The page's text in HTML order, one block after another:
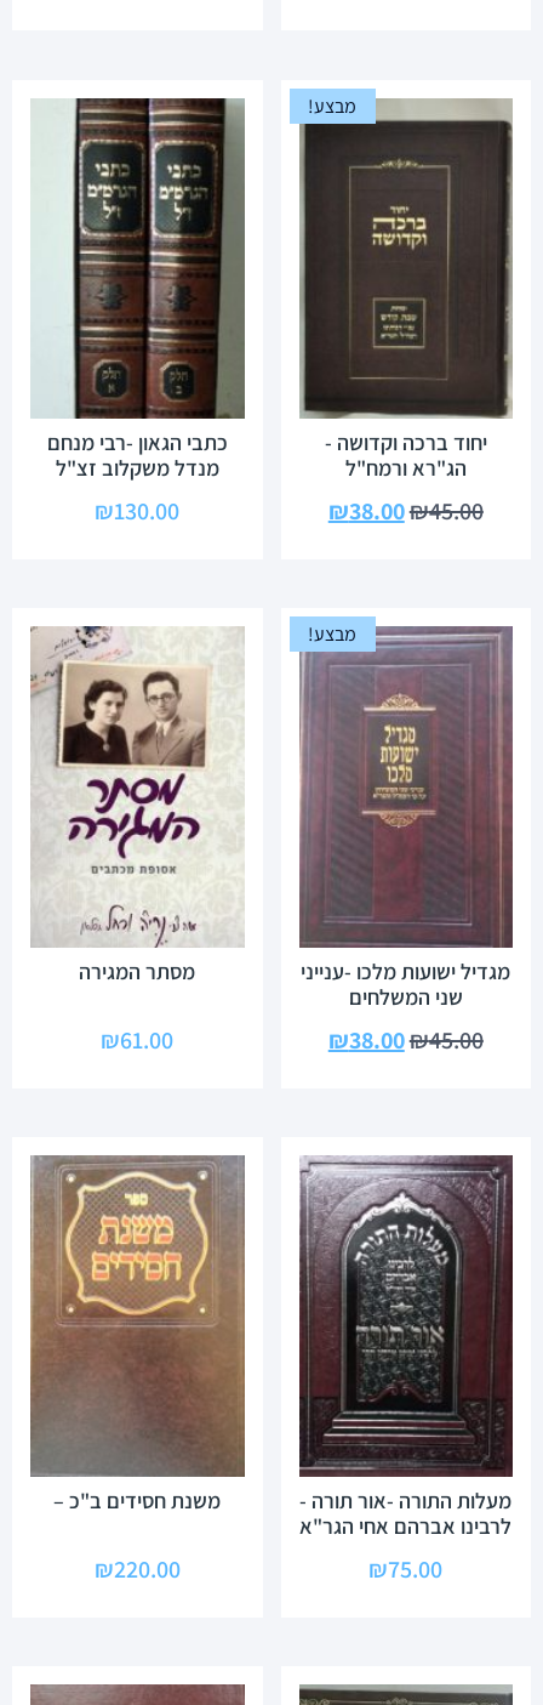
מבצע!
יחוד ברכה וקדושה -
הג"רא ורמח"ל
₪45.00
₪38.00
כתבי הגאון -רבי מנחם
מנדל משקלוב זצ"ל
₪130.00
מבצע!
מגדיל ישועות מלכו -ענייני
שני המשלחים
₪45.00
₪38.00
מסתר המגירה
₪61.00
מעלות התורה -אור תורה -
לרבינו אברהם אחי הגר"א
₪75.00
משנת חסידים ב"כ –
₪220.00